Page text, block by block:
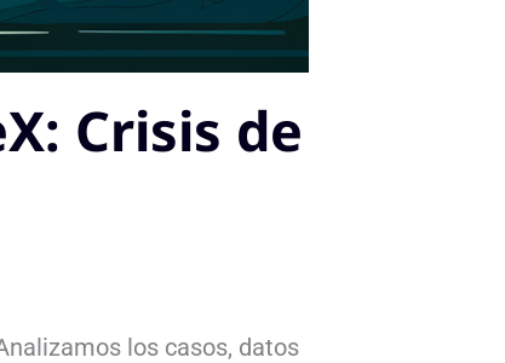
Crisis de
los casos, datos